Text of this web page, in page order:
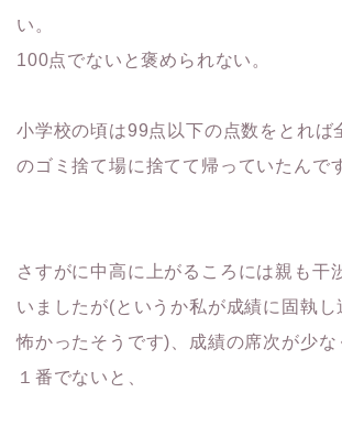
い。
100点でないと褒められない。
小学校の頃は99点以下の点数をとれば
のゴミ捨て場に捨てて帰っていたんで
さすがに中高に上がるころには親も干
いましたが(というか私が成績に固執
怖かったそうです)、成績の席次が少な
１番でないと、